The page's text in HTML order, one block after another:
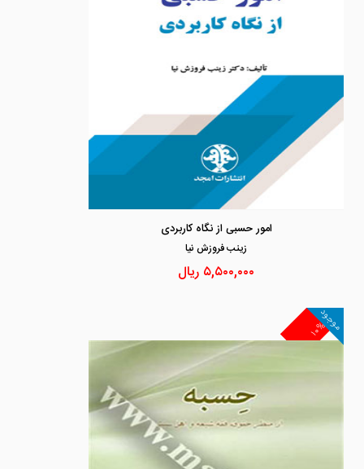
امور حسبی از نگاه کاربردی
زينب فروزش نيا
۵,۵۰۰,۰۰۰ ریال
۱۰%
موجود